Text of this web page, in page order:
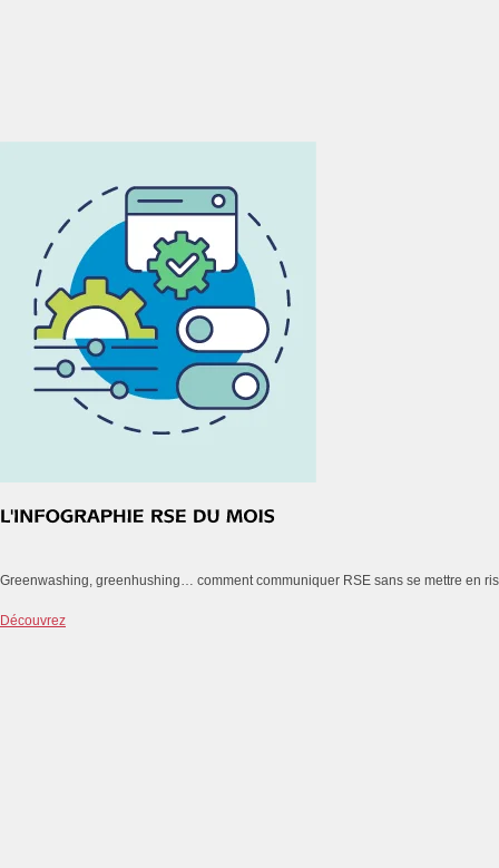
Greenwashing, greenhushing… comment communiquer RSE sans se mettre en
Découvrez